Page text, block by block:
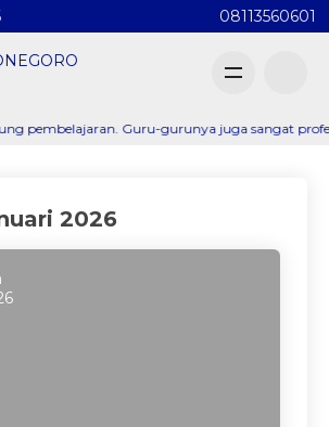
08113560601
Guru-gurunya juga sangat
2026